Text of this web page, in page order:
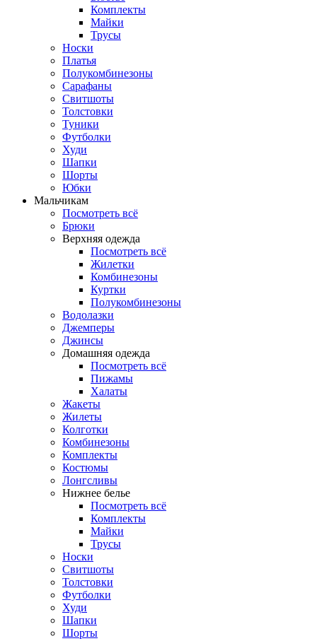
Комплекты
Майки
Трусы
Носки
Платья
Полукомбинезоны
Сарафаны
Свитшоты
Толстовки
Туники
Футболки
Худи
Шапки
Шорты
Юбки
Мальчикам
Посмотреть всё
Брюки
Верхняя одежда
Посмотреть всё
Жилетки
Комбинезоны
Куртки
Полукомбинезоны
Водолазки
Джемперы
Джинсы
Домашняя одежда
Посмотреть всё
Пижамы
Халаты
Жакеты
Жилеты
Колготки
Комбинезоны
Комплекты
Костюмы
Лонгсливы
Нижнее белье
Посмотреть всё
Комплекты
Майки
Трусы
Носки
Свитшоты
Толстовки
Футболки
Худи
Шапки
Шорты